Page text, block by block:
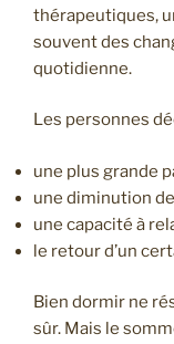
thérapeutiques,
souvent des
quotidienne.
Les personnes
une plus grande
une diminution
une capacité à
le retour d’un
Bien dormir ne
sûr. Mais le